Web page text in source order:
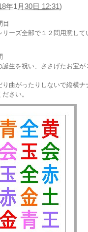
年1月30日 12:31)
目
ーズ全部で１２問用意し
生を祝い、ささげたお宝
曲がったりしないで縦横
さい。